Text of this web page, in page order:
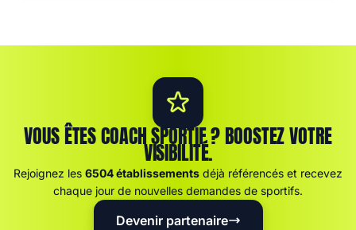
VOUS ÊTES COACH SPORTIF ? BOOSTEZ VOTRE
VISIBILITÉ.
Rejoignez les 6504 établissements déjà référencés et recevez
chaque jour de nouvelles demandes de sportifs.
Devenir partenaire